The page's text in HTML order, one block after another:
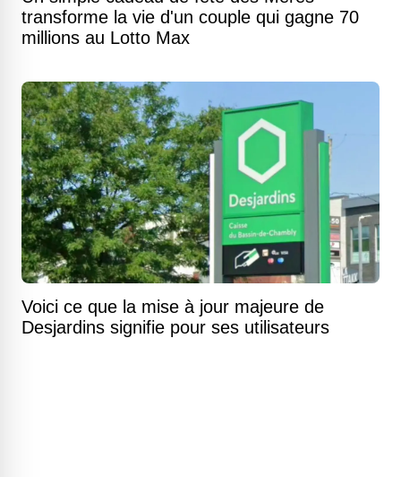
transforme la vie d'un couple qui gagne 70
millions au Lotto Max
Voici ce que la mise à jour majeure de
Desjardins signifie pour ses utilisateurs